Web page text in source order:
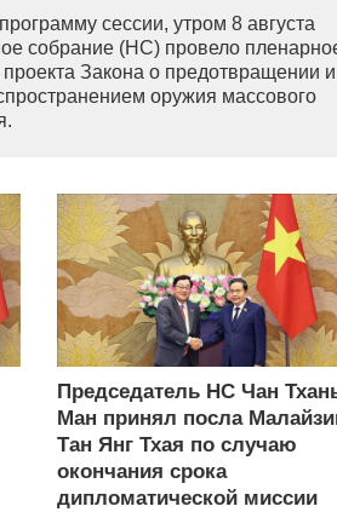
сессии, утром 8 августа
собрание (НС) провело
Закона о предотвращении и
оружия массового
Председатель НС Чан
Ман принял посла
Тан Янг Тхая по случаю
окончания срока
дипломатической миссии